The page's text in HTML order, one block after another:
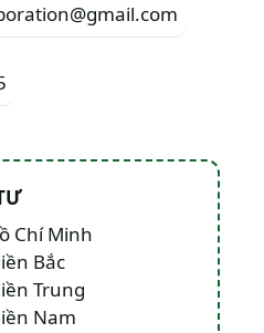
Chí Minh
Bắc
Trung
Nam